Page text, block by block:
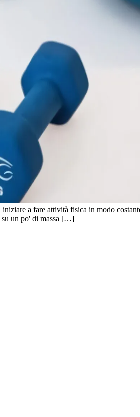
a fare attività fisica in modo
su un po' di massa […]